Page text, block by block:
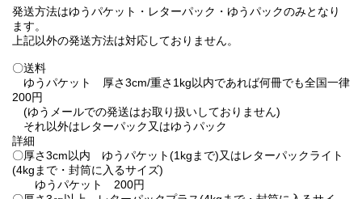
発送方法はゆうパケット・レターパック・ゆうパックのみとなり
ます。
上記以外の発送方法は対応しておりません。
〇送料
ゆうパケット 厚さ3cm/重さ1kg以内であれば何冊でも全国一律
200円
(ゆうメールでの発送はお取り扱いしておりません)
それ以外はレターパック又はゆうパック
詳細
〇厚さ3cm以内 ゆうパケット(1kgまで)又はレターパックライト
(4kgまで・封筒に入るサイズ)
ゆうパケット 200円